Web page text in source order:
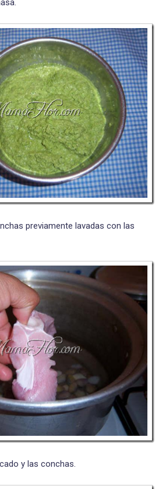
previamente lavadas con las
y las conchas.